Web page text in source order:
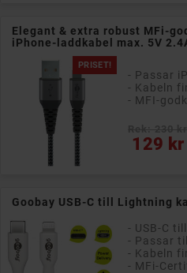
Elegant & extra robust MFi-
iPhone-laddkabel max. 5V
PRISET!
- Passar
- Kabeln
- MFI-
129 kr
Pris
Goobay USB-C till Lightning
- USB-C
- Passar
- Kabeln
- MFi-